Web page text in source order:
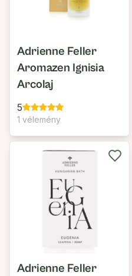
Adrienne Feller
Aromazen Ignisia
Arcolaj
5
1 vélemény
Adrienne Feller